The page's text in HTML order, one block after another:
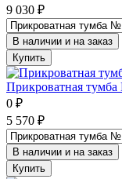
9 030 ₽
В наличии и на заказ
Купить
Прикроватная
0 ₽
5 570 ₽
В наличии и на заказ
Купить